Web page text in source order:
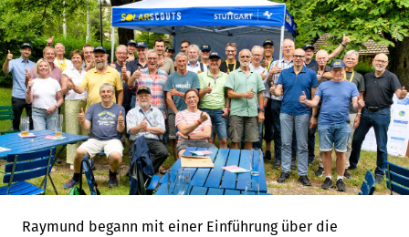
Raymund begann mit einer Einführung über die